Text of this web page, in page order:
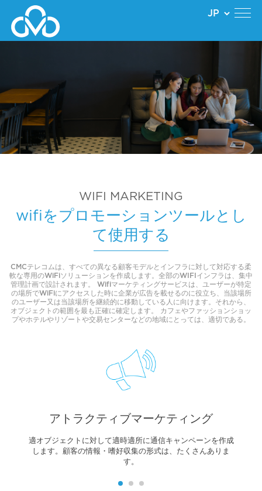
WIFI MARKETING
wifiをプロモーションツールとし
て使用する
CMCテレコムは、すべての異なる顧客モデルとインフラに対して対応する柔
軟な専用のWiFiソリューションを作成します。全部のWIFIインフラは、集中
管理計画で設計されます。 Wifiマーケティングサービスは、ユーザーが特定
の場所でWiFiにアクセスした時に企業が広告を載せるのに役立ち、当該場所
のユーザー又は当該場所を継続的に移動している人に向けます。それから、
オブジェクトの範囲を最も正確に確定します。 カフェやファッションショッ
プやホテルやリゾートや交易センターなどの地域にとっては、適切である。
アトラクティブマーケティング
適オブジェクトに対して適時適所に通信キャンペーンを作成
します。顧客の情報・嗜好収集の形式は、たくさんありま
す。